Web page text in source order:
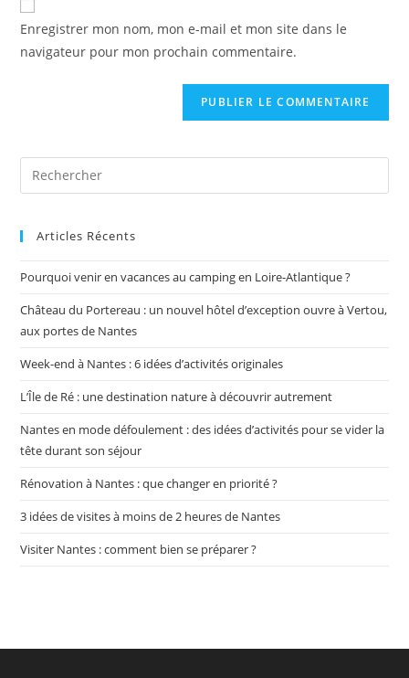
Enregistrer mon nom, mon e-mail et mon site dans le
navigateur pour mon prochain commentaire.
Articles Récents
Pourquoi venir en vacances au camping en Loire-Atlantique ?
Château du Portereau : un nouvel hôtel d’exception ouvre à Vertou,
aux portes de Nantes
Week-end à Nantes : 6 idées d’activités originales
L’Île de Ré : une destination nature à découvrir autrement
Nantes en mode défoulement : des idées d’activités pour se vider la
tête durant son séjour
Rénovation à Nantes : que changer en priorité ?
3 idées de visites à moins de 2 heures de Nantes
Visiter Nantes : comment bien se préparer ?